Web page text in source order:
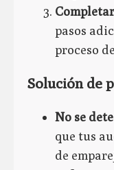
pasos
proceso
Solución de
No se
que tus
de